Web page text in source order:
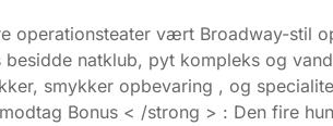
operationsteater vært Broadway-stil
natklub, pyt kompleks og
smykker opbevaring , og
Bonus < /strong > : Den fire